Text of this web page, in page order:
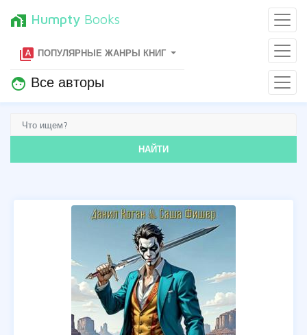
home_work Humpty Books
type_specimen ПОПУЛЯРНЫЕ ЖАНРЫ КНИГ
face Все авторы
НАЙТИ